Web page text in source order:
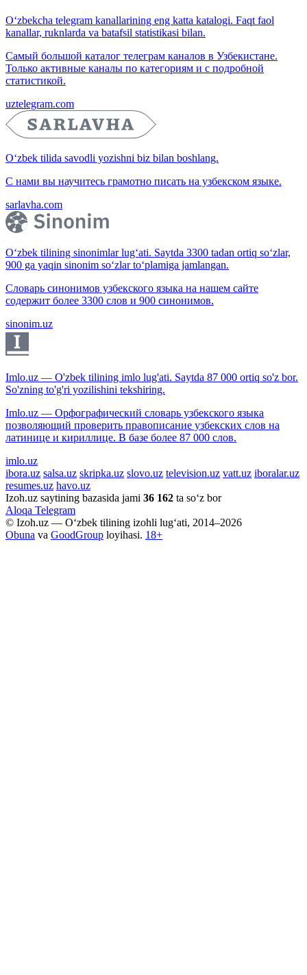
O‘zbekcha telegram kanallarining eng katta katalogi. Faqt faol
kanallar, ruknlarda va batafsil statistikasi bilan.
Самый большой каталог телеграм каналов в Узбекистане.
Только активные каналы по категориям и с подробной
статистикой.
uztelegram.com
O‘zbek tilida savodli yozishni biz bilan boshlang.
С нами вы научитесь грамотно писать на узбекском языке.
sarlavha.com
O‘zbek tilining sinonimlar lug‘ati. Saytda 3300 tadan ortiq so‘zlar,
900 ga yaqin sinonim so‘zlar to‘plamiga jamlangan.
Словарь синонимов узбекского языка на нашем сайте
содержит более 3300 слов и 900 синонимов.
sinonim.uz
Imlo.uz — O'zbek tilining imlo lug'ati. Saytda 87 000 ortiq so'z bor.
So'zning to'g'ri yozilishini tekshiring.
Imlo.uz — Орфографический словарь узбекского языка
позволяющий проверить правописание узбекских слов на
латинице и кириллице. В базе более 87 000 слов.
imlo.uz
ibora.uz salsa.uz skripka.uz slovo.uz television.uz vatt.uz iboralar.uz
resumes.uz havo.uz
Izoh.uz saytining bazasida jami 36 162 ta so‘z bor
Aloqa Telegram
© Izoh.uz — O‘zbek tilining izohli lug‘ati, 2014–2026
Obuna va GoodGroup loyihasi. 18+